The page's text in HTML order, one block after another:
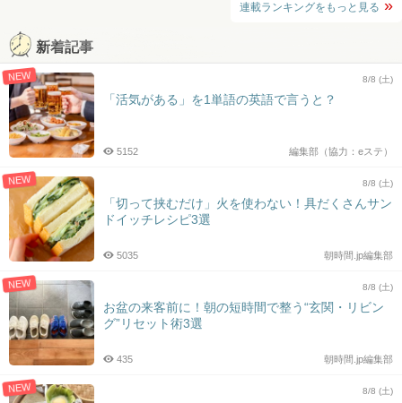
連載ランキングをもっと見る
新着記事
NEW 8/8 (土)
「活気がある」を1単語の英語で言うと？
編集部（協力：eステ）
5152
NEW 8/8 (土)
「切って挟むだけ」火を使わない！具だくさんサン
ドイッチレシピ3選
朝時間.jp編集部
5035
NEW 8/8 (土)
お盆の来客前に！朝の短時間で整う“玄関・リビン
グ”リセット術3選
朝時間.jp編集部
435
NEW 8/8 (土)